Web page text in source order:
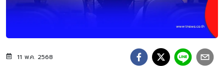
11 พ.ค. 2568